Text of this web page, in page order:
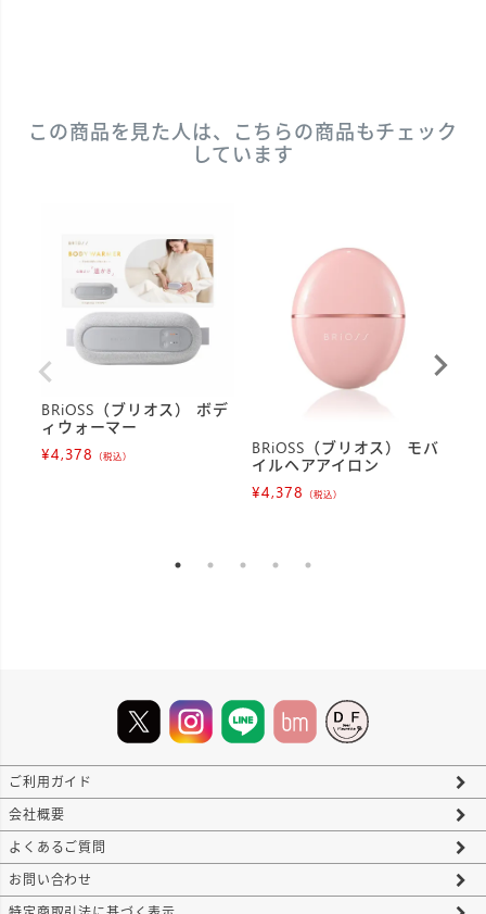
この商品を見た人は、こちらの商品もチェック
しています
BRiOSS（ブリオス） ボデ
ィウォーマー
¥4,378 （税込）
BRiOSS（ブリオス） モバ
イルヘアアイロン
¥4,378 （税込）
ご利用ガイド
会社概要
よくあるご質問
お問い合わせ